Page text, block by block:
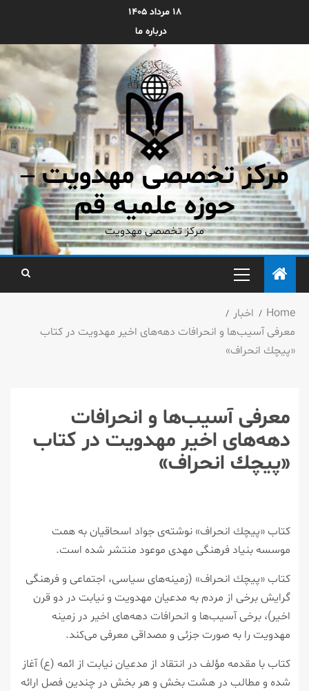
۱۸ مرداد ۱۴۰۵
درباره ما
مرکز تخصصی مهدویت –
حوزه علمیه قم
مرکز تخصصی مهدویت
Home
اخبار
معرفی آسیب‌ها و انحرافات دهه‌های اخیر مهدویت در كتاب
«پیچك انحراف»
معرفی آسیب‌ها و انحرافات
دهه‌های اخیر مهدویت در كتاب
«پیچك انحراف»
كتاب «پیچك انحراف‌» نوشته‌ی جواد اسحاقیان به همت
موسسه بنیاد فرهنگی مهدی موعود منتشر شده است.
كتاب «پیچك انحراف» (زمینه‌های سیاسی، اجتماعی و فرهنگی
گرایش برخی از مردم به مدعیان مهدویت و نیابت در دو قرن
اخیر)، برخی آسیب‌ها و انحرافات دهه‌های اخیر در زمینه
مهدویت را به صورت جزئی و مصداقی معرفی می‌كند.
كتاب با مقدمه مؤلف در انتقاد از مدعیان نیابت از ائمه (ع) آغاز
شده و مطالب در هشت بخش و هر بخش در چندین فصل ارائه